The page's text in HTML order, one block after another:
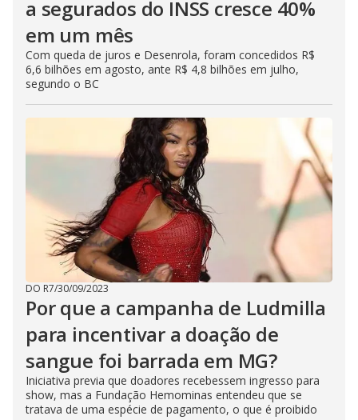
a segurados do INSS cresce 40%
em um mês
Com queda de juros e Desenrola, foram concedidos R$
6,6 bilhões em agosto, ante R$ 4,8 bilhões em julho,
segundo o BC
DO R7/30/09/2023
Por que a campanha de Ludmilla
para incentivar a doação de
sangue foi barrada em MG?
Iniciativa previa que doadores recebessem ingresso para
show, mas a Fundação Hemominas entendeu que se
tratava de uma espécie de pagamento, o que é proibido